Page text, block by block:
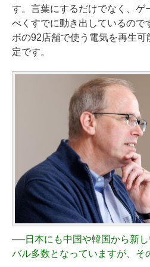
す。言葉にするだけでなく、ゲ
べくすでに動き出しているので
ボの92店舗で使う電気を再生
定です。
──日本にも中国や韓国から新
バル多数となっていますが、そ